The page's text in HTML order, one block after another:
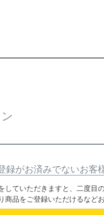
録がお済みでないお客
していただきますと、二度目
商品をご登録いただけるなど